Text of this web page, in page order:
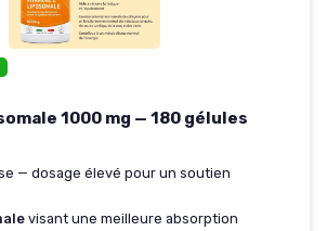
1000 mg — 180 gélules
— dosage élevé pour un soutien
visant une meilleure absorption